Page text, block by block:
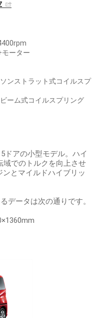
モーター
ンストラット式コイルスプ
ーム式コイルスプリング
ドアの小型モデル。ハイ
域でのトルクを向上させ
とマイルドハイブリッ
データは次の通りです。